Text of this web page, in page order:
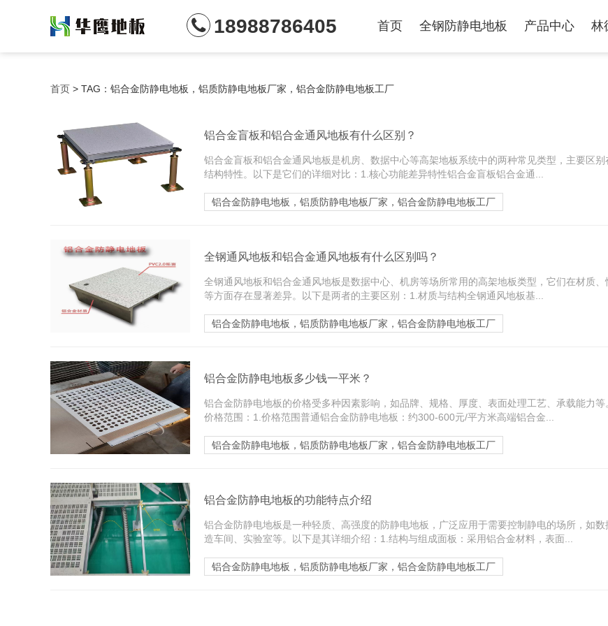
18988786405 首页 全钢防静电地板 产品中心 林
首页 > TAG：铝合金防静电地板，铝质防静电地板厂家，铝合金防静电地板工厂
铝合金盲板和铝合金通风地板有什么区别？
铝合金盲板和铝合金通风地板是机房、数据中心等高架地板系统中的两种常见类型，主要区别
结构特性。以下是它们的详细对比：1.核心功能差异特性铝合金盲板铝合金通...
铝合金防静电地板，铝质防静电地板厂家，铝合金防静电地板工厂
全钢通风地板和铝合金通风地板有什么区别吗？
全钢通风地板和铝合金通风地板是数据中心、机房等场所常用的高架地板类型，它们在材质、
等方面存在显著差异。以下是两者的主要区别：1.材质与结构全钢通风地板基...
铝合金防静电地板，铝质防静电地板厂家，铝合金防静电地板工厂
铝合金防静电地板多少钱一平米？
铝合金防静电地板的价格受多种因素影响，如品牌、规格、厚度、表面处理工艺、承载能力等
价格范围：1.价格范围普通铝合金防静电地板：约300-600元/平方米高端铝合金...
铝合金防静电地板，铝质防静电地板厂家，铝合金防静电地板工厂
铝合金防静电地板的功能特点介绍
铝合金防静电地板是一种轻质、高强度的防静电地板，广泛应用于需要控制静电的场所，如数
造车间、实验室等。以下是其详细介绍：1.结构与组成面板：采用铝合金材料，表面...
铝合金防静电地板，铝质防静电地板厂家，铝合金防静电地板工厂